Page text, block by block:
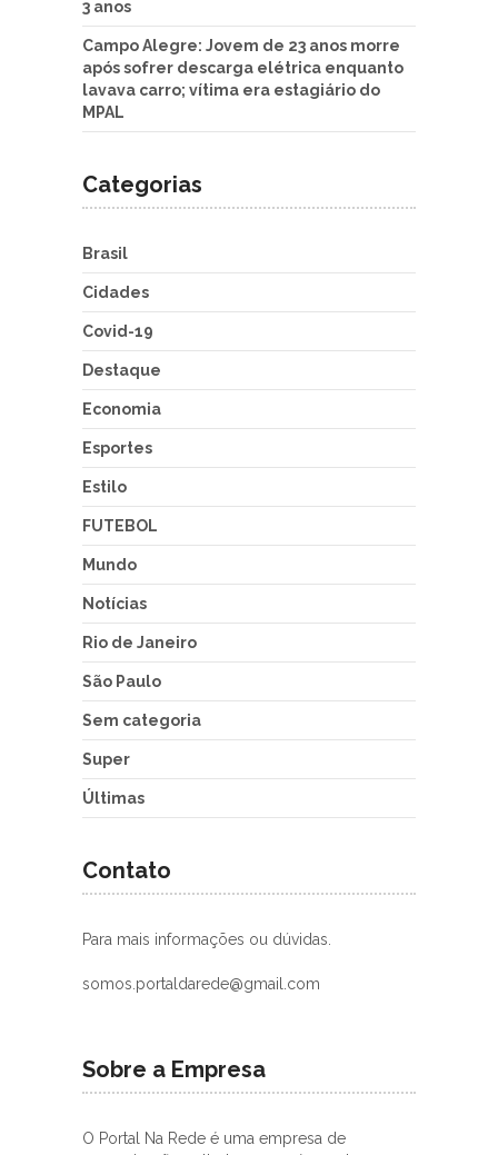
3 anos
Campo Alegre: Jovem de 23 anos morre
após sofrer descarga elétrica enquanto
lavava carro; vítima era estagiário do
MPAL
Categorias
Brasil
Cidades
Covid-19
Destaque
Economia
Esportes
Estilo
FUTEBOL
Mundo
Notícias
Rio de Janeiro
São Paulo
Sem categoria
Super
Últimas
Contato
Para mais informações ou dúvidas.
somos.portaldarede@gmail.com
Sobre a Empresa
O Portal Na Rede é uma empresa de